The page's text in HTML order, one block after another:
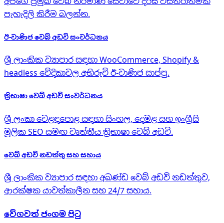
පැහැදිලි කිරීම බලන්න.
ඊ-වාණිජ වෙබ් අඩවි සංවර්ධනය
ශ්‍රී ලාංකික ව්‍යාපාර සඳහා WooCommerce, Shopify &
headless වේදිකාවල අභිරුචි ඊ-වාණිජ සාප්පු.
ත්‍රිභාෂා වෙබ් අඩවි සංවර්ධනය
ශ්‍රී ලංකා වෙළඳපොළ සඳහා සිංහල, දෙමළ සහ ඉංග්‍රීසි
මූලික SEO සමඟ වෘත්තීය ත්‍රිභාෂා වෙබ් අඩවි.
වෙබ් අඩවි නඩත්තු සහ සහාය
ශ්‍රී ලාංකික ව්‍යාපාර සඳහා අඛණ්ඩ වෙබ් අඩවි නඩත්තුව,
ආරක්ෂක යාවත්කාලීන සහ 24/7 සහාය.
වේගවත් ජංගම පිටු